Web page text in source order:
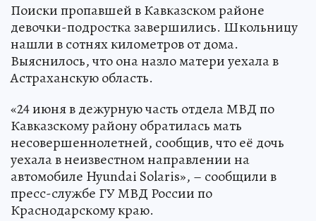
Поиски пропавшей в Кавказском районе
девочки-подростка завершились. Школьницу
нашли в сотнях километров от дома.
Выяснилось, что она назло матери уехала в
Астраханскую область.
«24 июня в дежурную часть отдела МВД по
Кавказскому району обратилась мать
несовершеннолетней, сообщив, что её дочь
уехала в неизвестном направлении на
автомобиле Hyundai Solaris», – сообщили в
пресс-службе ГУ МВД России по
Краснодарскому краю.